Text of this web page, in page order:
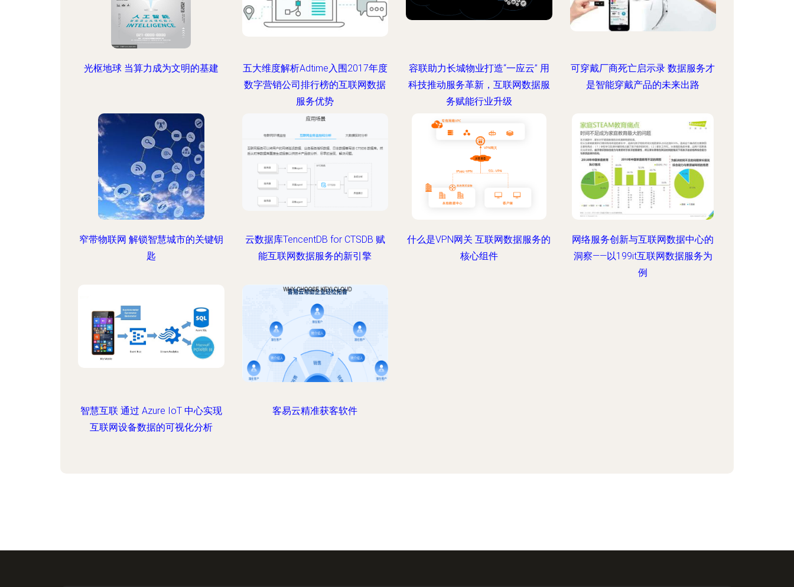
光枢地球 当算力成为文明的基建
五大维度解析Adtime入围2017年度
数字营销公司排行榜的互联网数据
服务优势
容联助力长城物业打造“一应云” 用
科技推动服务革新，互联网数据服
务赋能行业升级
可穿戴厂商死亡启示录 数据服务才
是智能穿戴产品的未来出路
窄带物联网 解锁智慧城市的关键钥
匙
云数据库TencentDB for CTSDB 赋
能互联网数据服务的新引擎
什么是VPN网关 互联网数据服务的
核心组件
网络服务创新与互联网数据中心的
洞察——以199it互联网数据服务为
例
智慧互联 通过 Azure IoT 中心实现
互联网设备数据的可视化分析
客易云精准获客软件